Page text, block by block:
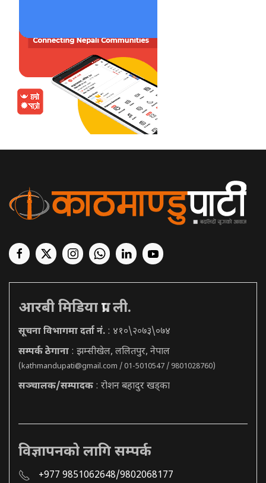
आरबी मिडिया प्रा. ली.
सूचना विभागमा दर्ता नं. : ४१०\२०७३\०७४
सम्पर्क ठेगाना : झम्सीखेल, ललितपुर, नेपाल
(kathmandupati@gmail.com / 01-5010547 / 9801028760)
सञ्चालक/सम्पादक : रोशन बहादुर खड्का
विज्ञापनको लागि सम्पर्क
+977 9851062648/9802068177